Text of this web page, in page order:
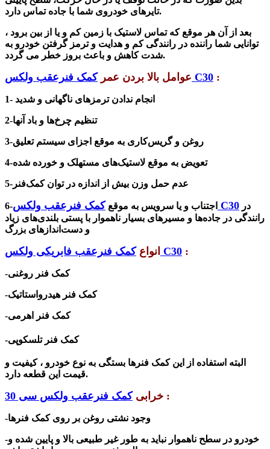
تایرهای خودروی شما با جاده تماس دارد.
بعد از آن هر موقع که تماس لاستیک با زمین کم و یا از بین برود ،
توانایی شما راننده در رانندگی کم و هدایت و ترمز گرفتن خودرو به
شدت کاهش و باعث بروز خطر می گردد.
عوامل بالا بردن عمر کمک فنرعقب ولکس C30 :
1- انجام ندادن ترمزهای ناگهانی و شدید
2-تنظیم چرخ‌ها و باد آنها
3-روغن و گریس‌کاری به موقع اجزای سیستم تعلیق
4-تعویض به موقع لاستیک‌های مستهلک و خورده شده
5-عدم حمل وزن بیش از اندازه در توان کمک‌فنر
6-اجتناب و یا سرویس به موقع کمک فنرعقب ولکس C30 در
رانندگی در جاده‌ها و مسیر‌های بسیار ناهموار با پستی‌ بلندی‌های زیاد
و دست‌اندازهای بزرگ
انواع کمک فنرعقب فابریکی ولکس C30 :
-کمک فنر روغنی
-کمک فنر هیدرواستاتیک
-کمک فنر اهرمی
-کمک فنر تلسکوپی
البته استفاده از این کمک فنرها بستگی به نوع خودرو ، کیفیت و
قیمت این قطعه دارد.
خرابیکمک فنرعقب ولکس سی 30 :
-وجود نشتی روغن بر روی کمک فنرها
-خودرو در سطح ناهموار نباید به طور غیر طبیعی بالا و پایین شده و